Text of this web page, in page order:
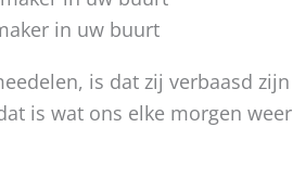
in uw buurt
is dat zij verbaasd zijn
is wat ons elke morgen weer